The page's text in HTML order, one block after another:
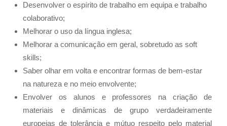
Desenvolver o espírito de trabalho em equipa e trabalho
colaborativo;
Melhorar o uso da língua inglesa;
Melhorar a comunicação em geral, sobretudo as soft
skills;
Saber olhar em volta e encontrar formas de bem-estar
na natureza e no meio envolvente;
Envolver os alunos e professores na criação de
materiais e dinâmicas de grupo verdadeiramente
europeias de tolerância e mútuo respeito pelo material